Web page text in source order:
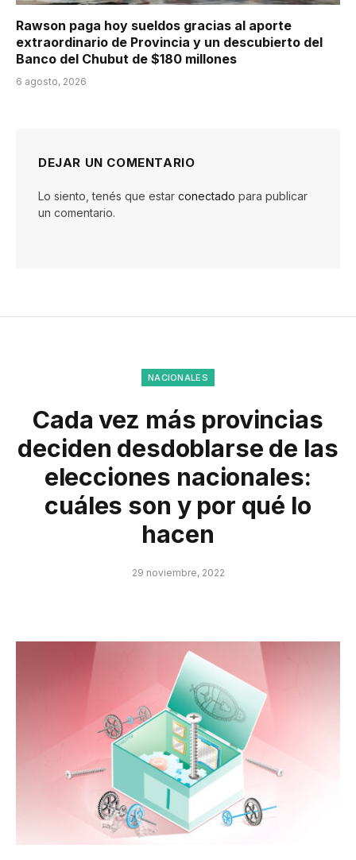
Rawson paga hoy sueldos gracias al aporte
extraordinario de Provincia y un descubierto del
Banco del Chubut de $180 millones
6 agosto, 2026
DEJAR UN COMENTARIO
Lo siento, tenés que estar conectado para publicar
un comentario.
NACIONALES
Cada vez más provincias
deciden desdoblarse de las
elecciones nacionales:
cuáles son y por qué lo
hacen
29 noviembre, 2022